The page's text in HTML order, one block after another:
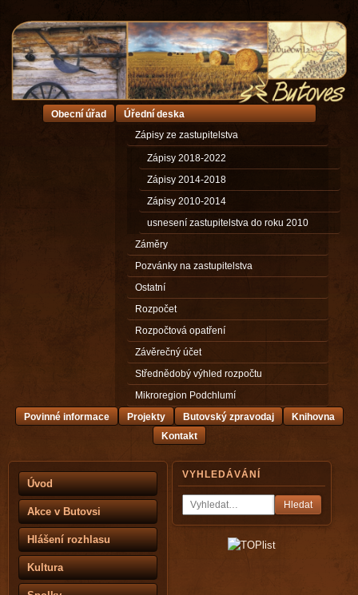
Úvod
Akce v Butovsi
Hlášení rozhlasu
Kultura
VYHLEDÁVÁNÍ
Hledat
Obecní úřad
Úřední deska
Zápisy ze zastupitelstva
Zápisy 2018-2022
Zápisy 2014-2018
Zápisy 2010-2014
usnesení zastupitelstva do roku 2010
Záměry
Pozvánky na zastupitelstva
Ostatní
Rozpočet
Rozpočtová opatření
Závěrečný účet
Střednědobý výhled rozpočtu
Mikroregion Podchlumí
Povinné informace
Projekty Butovský zpravodaj
Knihovna
Kontakt